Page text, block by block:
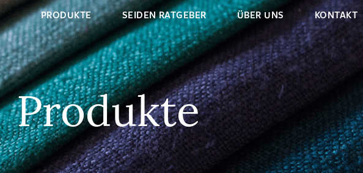
PRODUKTE SEIDEN RATGEBER ÜBER UNS KONTAKT
Produkte